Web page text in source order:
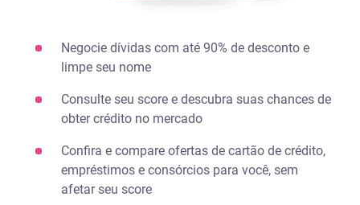
Negocie dívidas com até 90% de desconto e
limpe seu nome​
Consulte seu score e descubra suas chances de
obter crédito no mercado​
Confira e compare ofertas de cartão de crédito,
empréstimos e consórcios para você, sem
afetar seu score​